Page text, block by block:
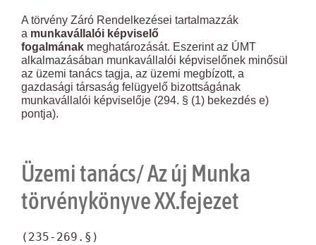
A törvény Záró Rendelkezései tartalmazzák
a munkavállalói képviselő
fogalmának meghatározását. Eszerint az ÚMT
alkalmazásában munkavállalói képviselőnek minősül
az üzemi tanács tagja, az üzemi megbízott, a
gazdasági társaság felügyelő bizottságának
munkavállalói képviselője (294. § (1) bekezdés e)
pontja).
Üzemi tanács/ Az új Munka
törvénykönyve XX.fejezet
(235-269.§)